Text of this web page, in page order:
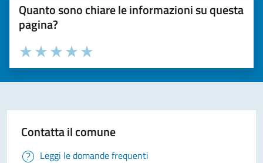
Quanto sono chiare le informazioni su questa
pagina?
Valuta la chiarezza delle informazioni (da 1 a 5 stelle)
Seleziona il numero di stelle per valutare la chiarezza delle
Valuta 5 stelle su 5
Valuta 4 stelle su 5
Valuta 3 stelle su 5
Valuta 2 stelle su 5
Valuta 1 stelle su 5
Contatta il comune
Leggi le domande frequenti